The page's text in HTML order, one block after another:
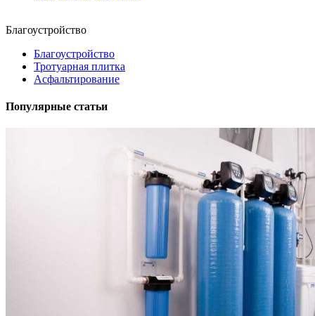
Благоустройство
Благоустройство
Тротуарная плитка
Асфальтирование
Популярные статьи